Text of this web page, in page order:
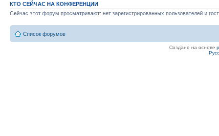
КТО СЕЙЧАС НА КОНФЕРЕНЦИИ
Сейчас этот форум просматривают: нет зарегистрированных пользователей и
Список форумов
Создано на основе